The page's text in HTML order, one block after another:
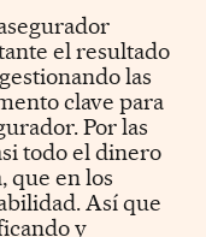
el resultado
las
clave para
Por las
todo el dinero
que en los
Así que
y